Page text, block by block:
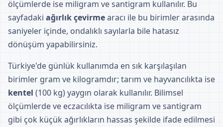
ölçümlerde ise miligram ve santigram kullanılır. Bu
sayfadaki ağırlık çevirmearacı ile bu birimler arasında
saniyeler içinde, ondalıklı sayılarla bile hatasız
dönüşüm yapabilirsiniz.
Türkiye'de günlük kullanımda en sık karşılaşılan
birimler gram ve kilogramdır; tarım ve hayvancılıkta ise
kentel (100 kg) yaygın olarak kullanılır. Bilimsel
ölçümlerde ve eczacılıkta ise miligram ve santigram
gibi çok küçük ağırlıkların hassas şekilde ifade edilmesi